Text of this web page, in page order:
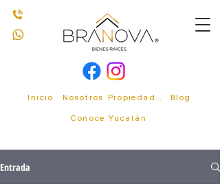
Inicio Nosotros
Blog
Conoce Yucatán
Entrada